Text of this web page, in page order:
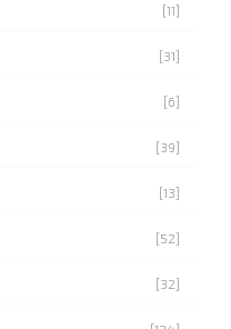
[11]
[31]
[6]
[39]
[13]
[52]
[32]